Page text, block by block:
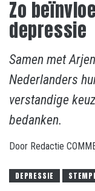
Zo
depressie
Samen met
Nederlanders
verstandige
bedanken.
Door Redactie
DEPRESSIE